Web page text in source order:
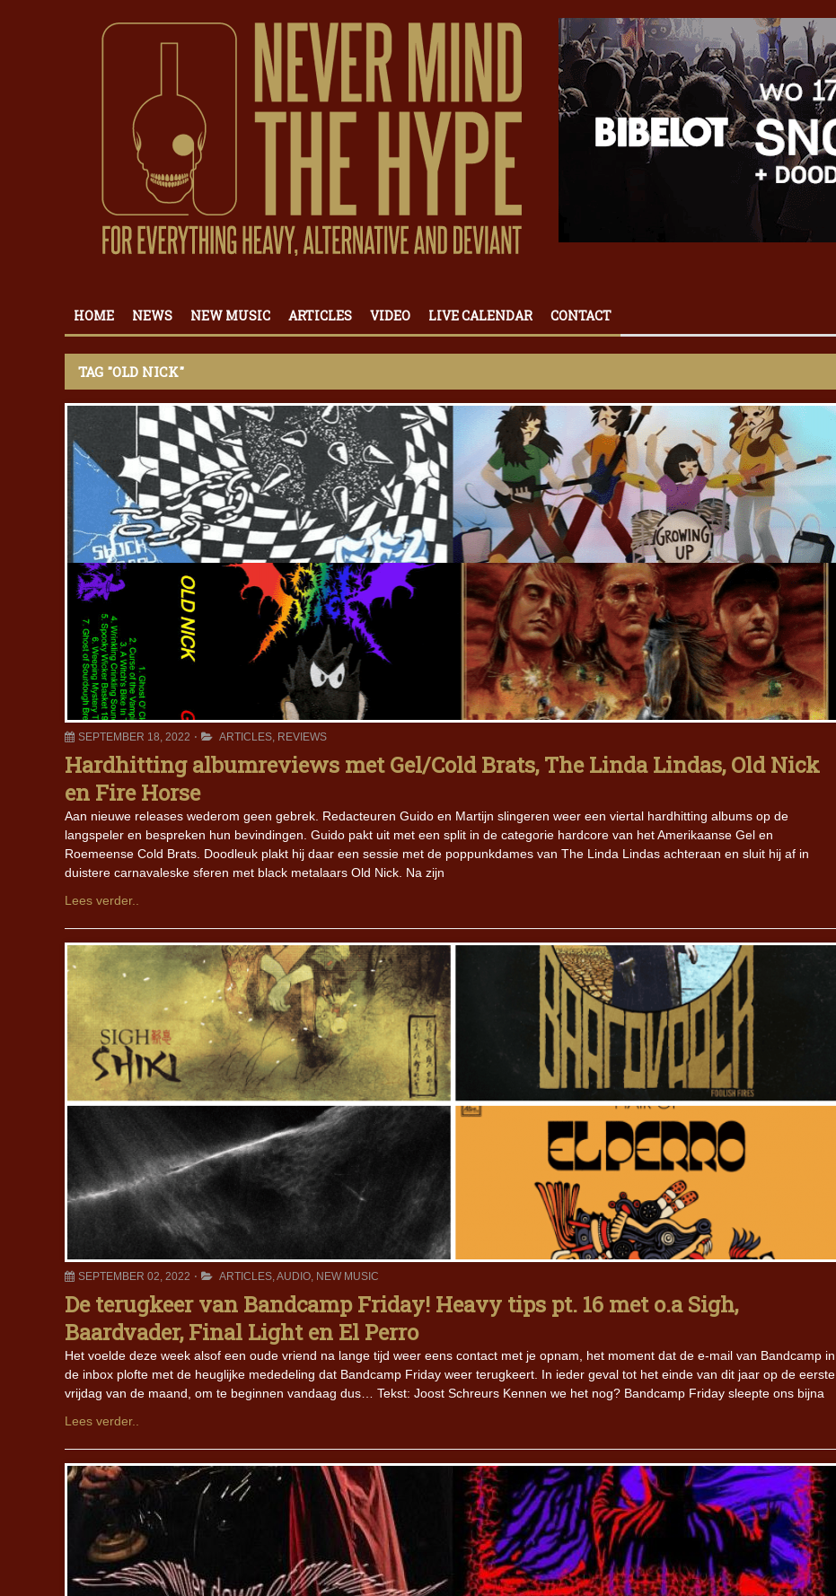
HOME NEWS NEW MUSIC ARTICLES VIDEO LIVE CALENDAR CONTACT
TAG "OLD NICK"
SEPTEMBER 18, 2022 ARTICLES, REVIEWS
Hardhitting albumreviews met Gel/Cold Brats, The Linda Lindas, Old Nick
en Fire Horse
Aan nieuwe releases wederom geen gebrek. Redacteuren Guido en Martijn slingeren weer een viertal hardhitting albums op de
langspeler en bespreken hun bevindingen. Guido pakt uit met een split in de categorie hardcore van het Amerikaanse Gel en
Roemeense Cold Brats. Doodleuk plakt hij daar een sessie met de poppunkdames van The Linda Lindas achteraan en sluit hij af in
duistere carnavaleske sferen met black metalaars Old Nick. Na zijn
Lees verder..
SEPTEMBER 02, 2022 ARTICLES,AUDIO, NEW MUSIC
De terugkeer van Bandcamp Friday! Heavy tips pt. 16 met o.a Sigh,
Baardvader, Final Light en El Perro
Het voelde deze week alsof een oude vriend na lange tijd weer eens contact met je opnam, het moment dat de e-mail van Bandcamp in
de inbox plofte met de heuglijke mededeling dat Bandcamp Friday weer terugkeert. In ieder geval tot het einde van dit jaar op de eerste
vrijdag van de maand, om te beginnen vandaag dus… Tekst: Joost Schreurs Kennen we het nog? Bandcamp Friday sleepte ons bijna
Lees verder..
Iron Jinn doopt vers epos The